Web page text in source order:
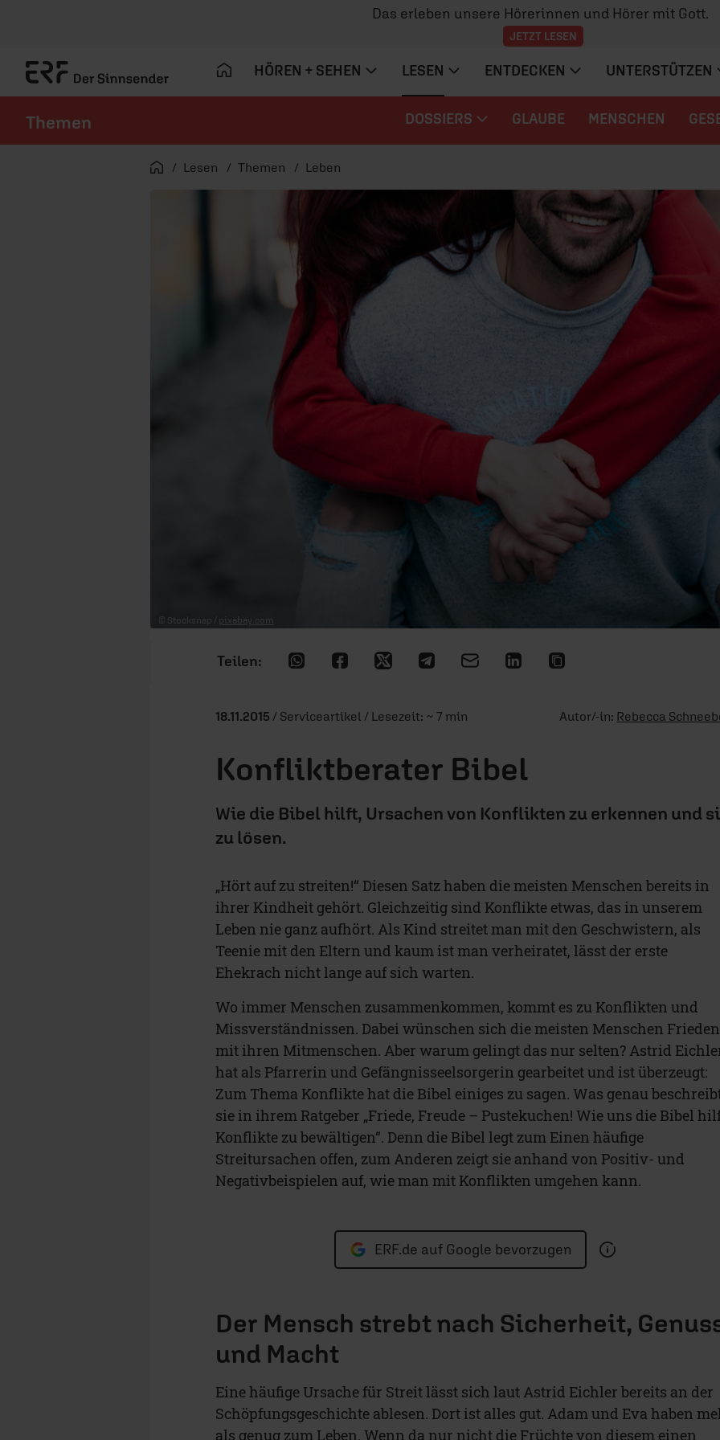
Das erleben unsere Hörerinnen und Hörer mit Gott.
JETZT LESEN
HÖREN + SEHEN LESEN ENTDECKEN UNTERSTÜTZEN
Themen DOSSIERS GLAUBE MENSCHEN
Startseite
Lesen Themen Leben
© Stocksnap / pixabay.com
18.11.2015 / Serviceartikel / Lesezeit: ~ 7 min Autor/-in: Rebecca
Konfliktberater Bibel
Wie die Bibel hilft, Ursachen von Konflikten zu erkennen und
zu lösen.
„Hört auf zu streiten!“ Diesen Satz haben die meisten Menschen bereits in
ihrer Kindheit gehört. Gleichzeitig sind Konflikte etwas, das in unserem
Leben nie ganz aufhört. Als Kind streitet man mit den Geschwistern, als
Teenie mit den Eltern und kaum ist man verheiratet, lässt der erste
Ehekrach nicht lange auf sich warten.
Wo immer Menschen zusammenkommen, kommt es zu Konflikten und
Missverständnissen. Dabei wünschen sich die meisten Menschen Frieden
mit ihren Mitmenschen. Aber warum gelingt das nur selten? Astrid
hat als Pfarrerin und Gefängnisseelsorgerin gearbeitet und ist überzeugt:
Zum Thema Konflikte hat die Bibel einiges zu sagen. Was genau
sie in ihrem Ratgeber „Friede, Freude – Pustekuchen! Wie uns die Bibel
Konflikte zu bewältigen“. Denn die Bibel legt zum Einen häufige
Streitursachen offen, zum Anderen zeigt sie anhand von Positiv- und
Negativbeispielen auf, wie man mit Konflikten umgehen kann.
ERF.de auf Google bevorzugen
Der Mensch strebt nach Sicherheit,
und Macht
Eine häufige Ursache für Streit lässt sich laut Astrid Eichler bereits an der
Schöpfungsgeschichte ablesen. Dort ist alles gut. Adam und Eva haben
als genug zum Leben. Wenn da nur nicht die Früchte von diesem einen